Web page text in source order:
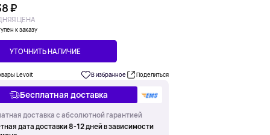
₽
ЦЕНА
к заказу
УТОЧНИТЬ НАЛИЧИЕ
Levoit В избранное Поделиться
Бесплатная доставка
доставка с абсолютной гарантией
дата доставки 8-12 дней в зависимости